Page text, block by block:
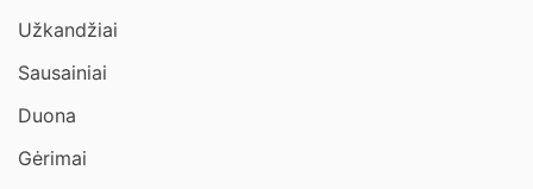
Užkandžiai​
Sausainiai
Duona
Gėrimai